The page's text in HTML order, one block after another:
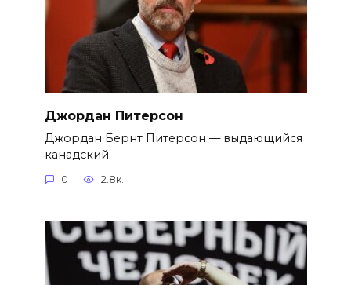
Джордан Питерсон
Джордан Бернт Питерсон — выдающийся
канадский
0 2.8к.